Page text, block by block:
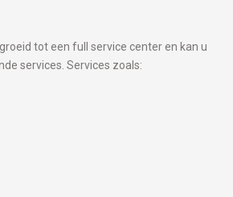
tot een full service center en kan u
services. Services zoals: